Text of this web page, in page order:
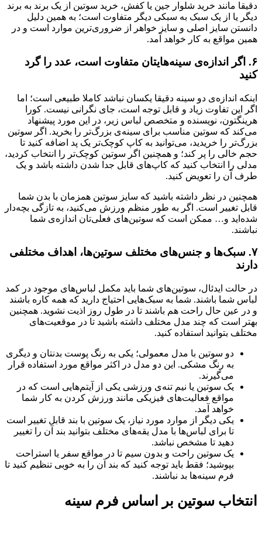
دقیقا مانند خرید شلوار جین یا کفش، خرید سوتین از یک برند به برند
دیگر یا از یک سبک به سبکی دیگر متفاوت است؛ به همین دلیل
دانستن سایز اصلی و سایز خواهر از ضروری‌ترین موارد است و در
همین مواقع به کار خواهد آمد.
۶. اگر اندازه‌ی سینه‌هایتان متفاوت است، عدد را گرد
کنید
اینکه اندازه‌ی دو سینه دقیقا یکسان نباشد کاملا طبیعی است؛ اما
اگر این تفاوت زیاد و قابل توجه است، جای نگرانی نیست. کورا
هرینگتون، نویسنده و متخصص لباس زیر، در این مورد پیشنهاد
می‌کند که سوتین مناسب برای سینه‌ی بزرگ‌تر را بخرید. اگر سوتین
بزرگ‌تر را خریدید، می‌توانید به کاپ کوچک‌تر یک پد اضافه کنید تا
حجم خالی را پر کند؛ و همچنین اگر سوتین کوچک‌تر را انتخاب کردید،
مدلی را انتخاب کنید که کاپ‌های قابل جدا شدن داشته باشد و یک
طرف آن را تعویض کنید.
همچنین در نظر داشته باشید که سایز سوتین همزمان با بدن شما
قابل تغییر است. اگر به طور منظم ورزش می‌کنید، به تازگی بچه‌دار
شده‌اید و… ممکن است که سوتین‌های فعلی‌تان اندازه‌ی شما
نباشند.
۷. سبک‌ها و جنس‌های مختلف سوتین‌ها، اهداف مختلفی
دارند
در حالت ایدئال، سوتین‌های شما باید مکمل لباس‌های موجود در کمد
لباس شما باشند. شما به سبک‌هایی احتیاج دارید که همه کاره باشند
و در عین حال راحت هم باشند تا در طول روز اذیت نشوید. همچنین
بهتر است که چند مدل مختلف داشته باشید تا در موقعیت‌های
مختلف بتوانید استفاده کنید.
دو سوتین با مدل‌ معمولی؛ یکی به رنگ پوست بدنتان و دیگری
به رنگ مشکی. این دو مدل در اکثر مواقع مورد استفاده قرار
می‌گیرند.
یک سوتین یا نیم تنه‌ی ورزشی یکی از آیتم‌هایی است که در
مواقع فعالیت‌های فیزیکی مانند ورزش کردن به کار شما
خواهد آمد.
یکی دیگر از موارد مورد نیاز، یک سوتین با بند قابل تغییر است
تا برای لباس‌ها با مدل یقه‌های مختلف بتوانید بند آن را تغییر
دهید تا مشخص نباشد.
یک سوتین راحت و بدون سیم تا در مواقع سفر یا استراحت
بپوشید؛ فقط باید توجه کنید که بند آن را به خوبی تنظیم کنید تا
فرم سینه‌ها بد نباشند.
انتخاب سوتین بر اساس فرم سینه